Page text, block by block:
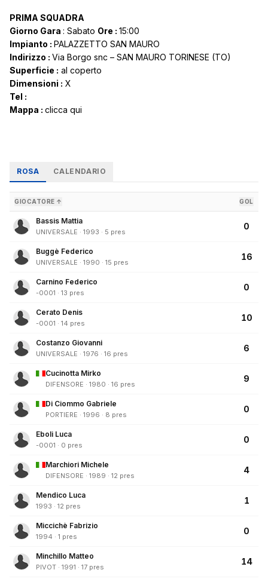
PRIMA SQUADRA
Giorno Gara : Sabato Ore : 15:00
Impianto : PALAZZETTO SAN MAURO
Indirizzo : Via Borgo snc – SAN MAURO TORINESE (TO)
Superficie : al coperto
Dimensioni : X
Tel :
Mappa : clicca qui
ROSA CALENDARIO
GIOCATORE ↑ GOL
Bassis Mattia
UNIVERSALE · 1993 · 5 pres
0
Buggè Federico
UNIVERSALE · 1990 · 15 pres
16
Carnino Federico
-0001 · 13 pres
0
Cerato Denis
-0001 · 14 pres
10
Costanzo Giovanni
UNIVERSALE · 1976 · 16 pres
6
Cucinotta Mirko
DIFENSORE · 1980 · 16 pres
9
Di Ciommo Gabriele
PORTIERE · 1996 · 8 pres
0
Eboli Luca
-0001 · 0 pres
0
Marchiori Michele
DIFENSORE · 1989 · 12 pres
4
Mendico Luca
1993 · 12 pres
1
Miccichè Fabrizio
1994 · 1 pres
0
Minchillo Matteo
PIVOT · 1991 · 17 pres
14